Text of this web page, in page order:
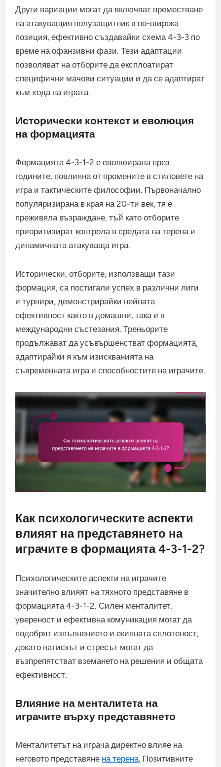
Други вариации могат да включват преместване
на атакуващия полузащитник в по-широка
позиция, ефективно създавайки схема 4-3-3 по
време на офанзивни фази. Тези адаптации
позволяват на отборите да експлоатират
специфични мачови ситуации и да се адаптират
към хода на играта.
Исторически контекст и еволюция
на формацията
Формацията 4-3-1-2 е еволюирала през
годините, повлияна от промените в стиловете на
игра и тактическите философии. Първоначално
популяризирана в края на 20-ти век, тя е
преживяла възраждане, тъй като отборите
приоритизират контрола в средата на терена и
динамичната атакуваща игра.
Исторически, отборите, използващи тази
формация, са постигали успех в различни лиги
и турнири, демонстрирайки нейната
ефективност както в домашни, така и в
международни състезания. Треньорите
продължават да усъвършенстват формацията,
адаптирайки я към изискванията на
съвременната игра и способностите на играчите.
Как психологическите аспекти
влияят на представянето на
играчите в формацията 4-3-1-2?
Психологическите аспекти на играчите
значително влияят на тяхното представяне в
формацията 4-3-1-2. Силен менталитет,
увереност и ефективна комуникация могат да
подобрят изпълнението и екипната сплотеност,
докато натискът и стресът могат да
възпрепятстват вземането на решения и общата
ефективност.
Влияние на менталитета на
играчите върху представянето
Менталитетът на играча директно влияе на
неговото представяне на терена. Позитивните